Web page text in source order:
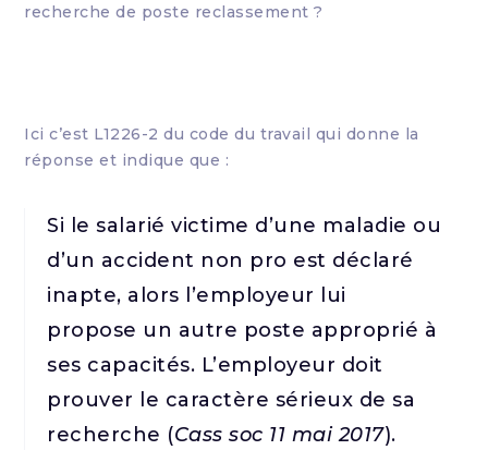
recherche de poste reclassement ?
Ici c’est L1226-2 du code du travail qui donne la
réponse et indique que :
Si le salarié victime d’une maladie ou
d’un accident non pro est déclaré
inapte, alors l’employeur lui
propose un autre poste approprié à
ses capacités. L’employeur doit
prouver le caractère sérieux de sa
recherche (Cass soc 11 mai 2017).